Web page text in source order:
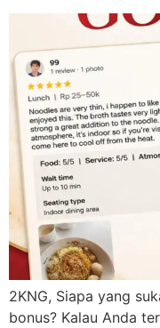
2KNG, Siapa yang
bonus? Kalau Anda